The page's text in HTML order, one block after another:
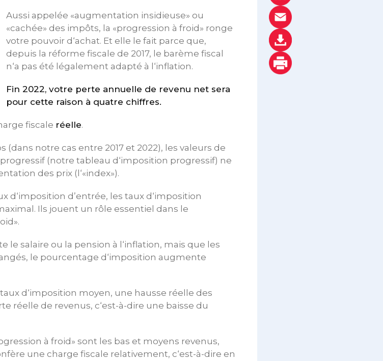
Aussi appelée «augmentation insidieuse» ou
«cachée» des impôts, la «progression à froid» ronge
votre pouvoir d‘achat. Et elle le fait parce que,
depuis la réforme fiscale de 2017, le barème fiscal
n‘a pas été légalement adapté à l‘inflation.
Fin 2022, votre perte annuelle de revenu net sera
pour cette raison à quatre chiffres.
fiscale réelle.
notre cas entre 2017 et 2022), les valeurs de
(notre tableau d‘imposition progressif) ne
des prix (l‘«index»).
d‘imposition d’entrée, les taux d‘imposition
Ils jouent un rôle essentiel dans le
le salaire ou la pension à l‘inflation, mais que les
le pourcentage d‘imposition augmente
d‘imposition moyen, une hausse réelle des
réelle de revenus, c‘est-à-dire une baisse du
à froid» sont les bas et moyens revenus,
une charge fiscale relativement, c‘est-à-dire en